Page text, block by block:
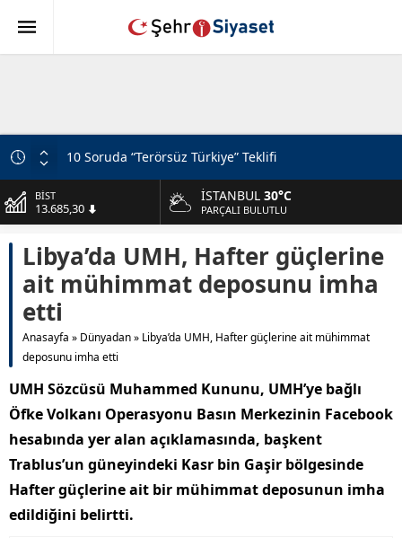
10 Soruda “Terörsüz Türkiye” Teklifi
MHP Lideri Bahçeli’ye Teşekkür
MHP’li Özdemir’den İP’e Sert Eleştirileri: FETÖ’nün
Siyasal Mühendisi
Aziz Yıldırım’a Tehdit: Suç Duyurusu Süreci
Numan Kurtulmuş’tan Dikkat Çeken Mesaj: Devlet
Aklı ile Millet İrfanı Buluştu
Aşamasındayız”
Geçti!
Şehit ve Gazilere Yeni Haklar İçeren Kanun Teklifi
Komisyondan Geçti
Türkiye’den İsrail’e Mescid-i Aksa Uyarısı
BİST
13.685,30
47,5953
EURO
55,0659
ALTIN
6.521,17
İSTANBUL30°C
PARÇALI BULUTLU
Libya’da UMH, Hafter güçlerine
ait mühimmat deposunu imha
etti
Anasayfa » Dünyadan» Libya’da UMH, Hafter güçlerine ait mühimmat
deposunu imha etti
UMH Sözcüsü Muhammed Kununu, UMH’ye bağlı
Öfke Volkanı Operasyonu Basın Merkezinin Facebook
hesabında yer alan açıklamasında, başkent
Trablus’un güneyindeki Kasr bin Gaşir bölgesinde
Hafter güçlerine ait bir mühimmat deposunun imha
edildiğini belirtti.